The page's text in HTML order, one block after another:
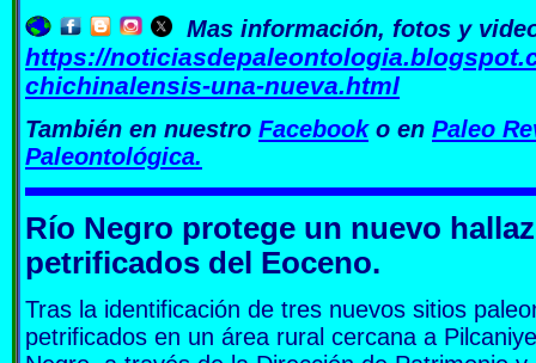
Mas información, fotos y
https://
chichinalensis-una-nueva.html
También en nuestro Facebooko en Paleo
Paleontológica.
Río Negro protege un nuevo
petrificados del Eoceno.
Tras la identificación de tres nuevos sitios
petrificados en un área rural cercana a